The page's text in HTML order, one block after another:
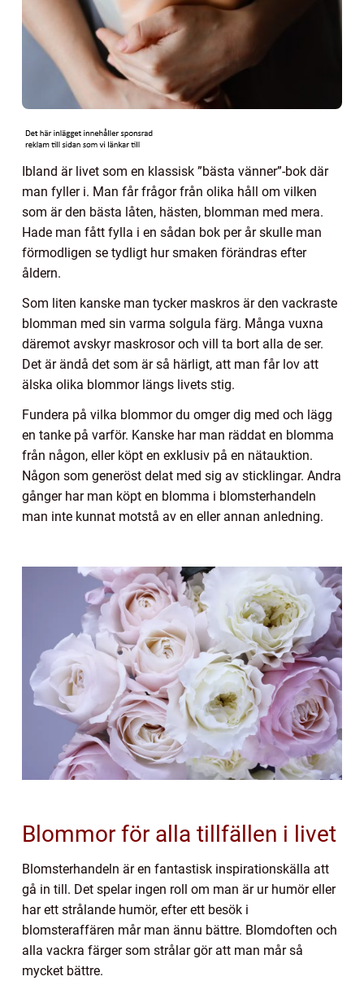
Ibland är livet som en klassisk ”bästa vänner”-bok där
man fyller i. Man får frågor från olika håll om vilken
som är den bästa låten, hästen, blomman med mera.
Hade man fått fylla i en sådan bok per år skulle man
förmodligen se tydligt hur smaken förändras efter
åldern.
Som liten kanske man tycker maskros är den vackraste
blomman med sin varma solgula färg. Många vuxna
däremot avskyr maskrosor och vill ta bort alla de ser.
Det är ändå det som är så härligt, att man får lov att
älska olika blommor längs livets stig.
Fundera på vilka blommor du omger dig med och lägg
en tanke på varför. Kanske har man räddat en blomma
från någon, eller köpt en exklusiv på en nätauktion.
Någon som generöst delat med sig av sticklingar. Andra
gånger har man köpt en blomma i blomsterhandeln
man inte kunnat motstå av en eller annan anledning.
Blommor för alla tillfällen i livet
Blomsterhandeln är en fantastisk inspirationskälla att
gå in till. Det spelar ingen roll om man är ur humör eller
har ett strålande humör, efter ett besök i
blomsteraffären mår man ännu bättre. Blomdoften och
alla vackra färger som strålar gör att man mår så
mycket bättre.